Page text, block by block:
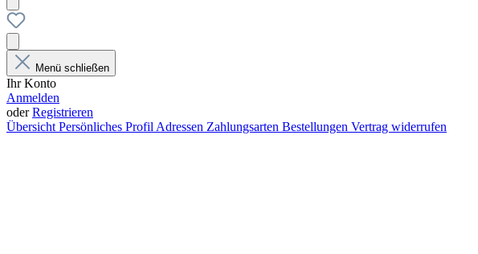
Menü schließen
Ihr Konto
Anmelden
oderRegistrieren
Übersicht Persönliches Profil Adressen Zahlungsarten Bestellungen Vertrag widerrufen